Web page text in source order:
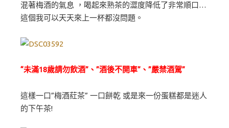
混著梅酒的氣息 ，喝起來熟茶的澀度降低了非常順口…
這個我可以天天來上一杯都沒問題。
“未滿18歲請勿飲酒”、”酒後不開車”、”嚴禁酒駕”
這樣一口”梅酒葒茶” 一口餅乾 或是來一份蛋糕都是迷人
的下午茶!